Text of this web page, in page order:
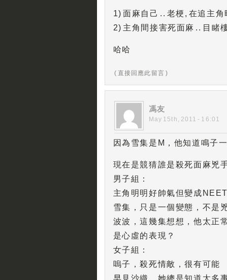
1) 面麻自己 .. 老梗, 在追主
2) 主角間接害死面麻 .. 目睹
哈哈
( 直接回應此留言 )
馮友
May 15th, 2011 - 16:01
因為雪集是M，他知道鳴子
現在是競猜誰是殺死面麻兇
男子組：
主角明明好帥氣但變成
雪集，只是一個變態，不是
波波，這幾集想想，他太正
是心虛的表現？
女子組：
嗚子，殺死情敵，很有可能
早見沙織，她總是知道太多